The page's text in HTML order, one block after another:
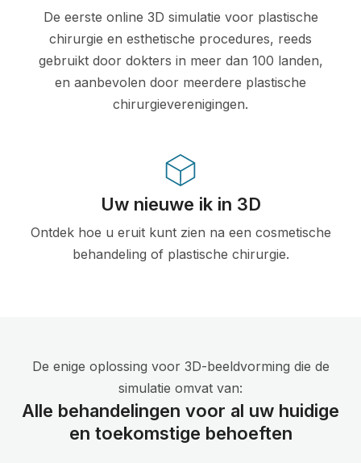
De eerste online 3D simulatie voor plastische
chirurgie en esthetische procedures, reeds
gebruikt door dokters in meer dan 100 landen,
en aanbevolen door meerdere plastische
chirurgieverenigingen.
Uw nieuwe ik in 3D
Ontdek hoe u eruit kunt zien na een cosmetische
behandeling of plastische chirurgie.
De enige oplossing voor 3D-beeldvorming die de
simulatie omvat van:
Alle behandelingen voor al uw huidige
en toekomstige behoeften